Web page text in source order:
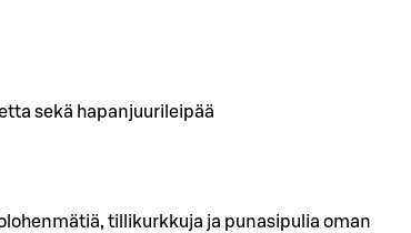
sekä hapanjuurileipää
tillikurkkuja ja punasipulia oman